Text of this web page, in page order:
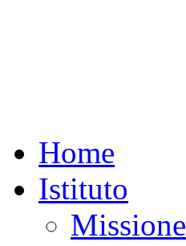
Home
Istituto
Missione